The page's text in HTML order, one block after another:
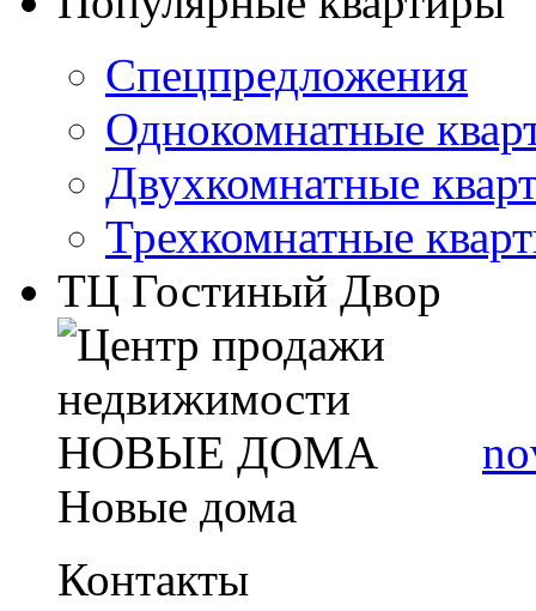
Спецпредложения
Однокомнатные
Двухкомнатные
Трехкомнатные
ТЦ Гостиный Двор
Новые дома
Контакты